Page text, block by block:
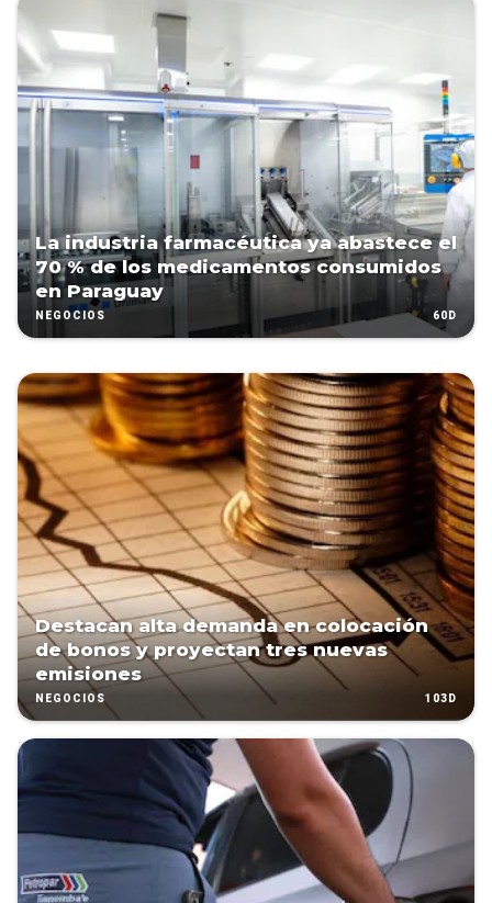
La industria farmacéutica ya abastece el
70 % de los medicamentos consumidos
en Paraguay
NEGOCIOS 60D
Destacan alta demanda en colocación
de bonos y proyectan tres nuevas
emisiones
NEGOCIOS 103D